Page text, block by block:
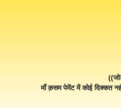
माँ क़सम पेमेंट में कोई दिक्कत